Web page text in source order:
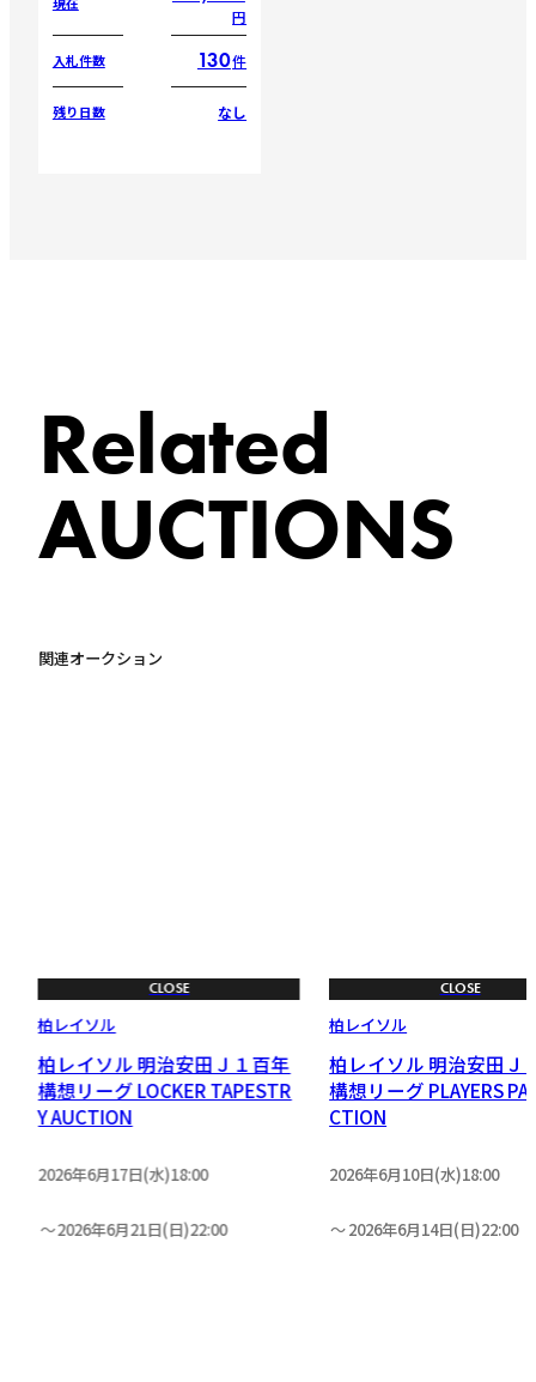
円
入札件数 130件
残り日数 なし
Related
AUCTIONS
関連オークション
CLOSE
柏レイソル
柏レイソル 明治安田Ｊ１百年
構想リーグ LOCKER TAPESTR
Y AUCTION
2026年6月17日(水)18:00
2026年6月21日(日)22:00
CLOSE
柏レイソル
柏レイソル 明治安田Ｊ
構想リーグ PLAYERS
CTION
2026年6月10日(水)18:00
2026年6月14日(日)22:00